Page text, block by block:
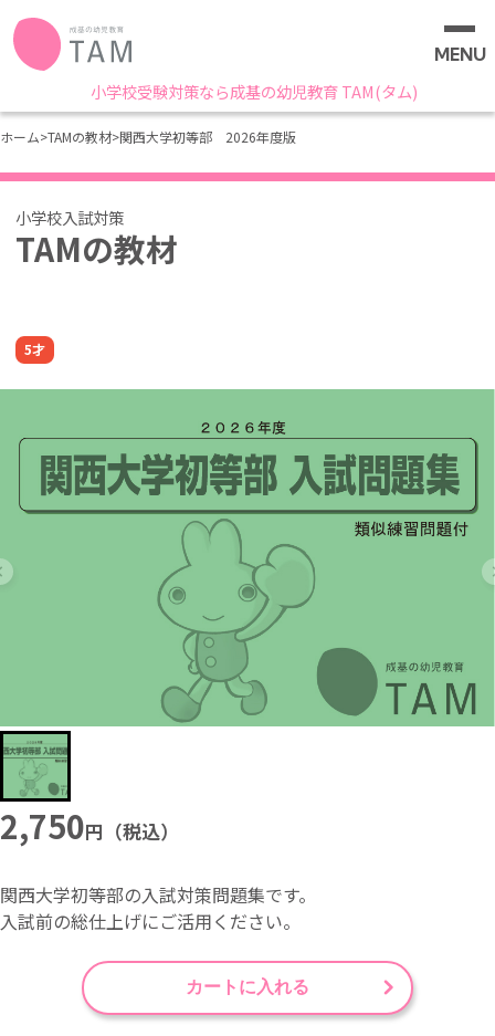
小学校受験対策なら成基の幼児教育 TAM(タム)
MENU
ホーム>TAMの教材>関西大学初等部 2026年度版
TAMの教材
5才
2,750円（税込）
関西大学初等部の入試対策問題集です。
入試前の総仕上げにご活用ください。
カートに入れる